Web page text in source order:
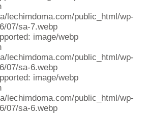
lechimdoma.com/public_html/wp-
07/sa-7.webp
image/webp
lechimdoma.com/public_html/wp-
07/sa-6.webp
image/webp
lechimdoma.com/public_html/wp-
07/sa-6.webp